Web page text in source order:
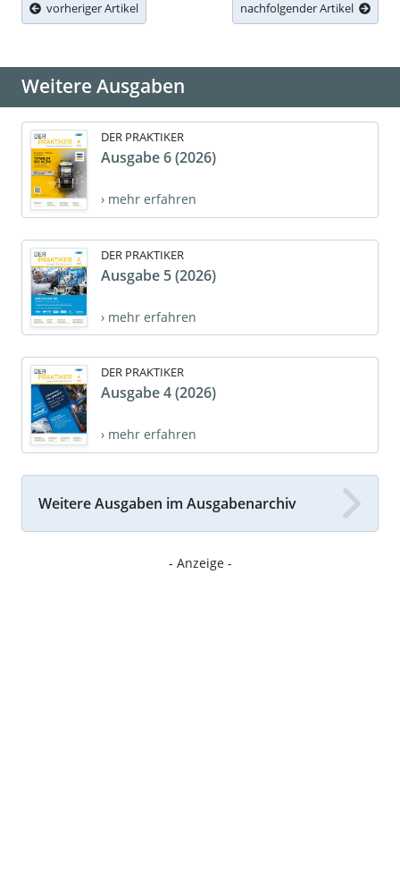
vorheriger Artikel nachfolgender Artikel
Weitere Ausgaben
DER PRAKTIKER
Ausgabe 6 (2026)
› mehr erfahren
DER PRAKTIKER
Ausgabe 5 (2026)
› mehr erfahren
DER PRAKTIKER
Ausgabe 4 (2026)
› mehr erfahren
Weitere Ausgaben im Ausgabenarchiv
- Anzeige -